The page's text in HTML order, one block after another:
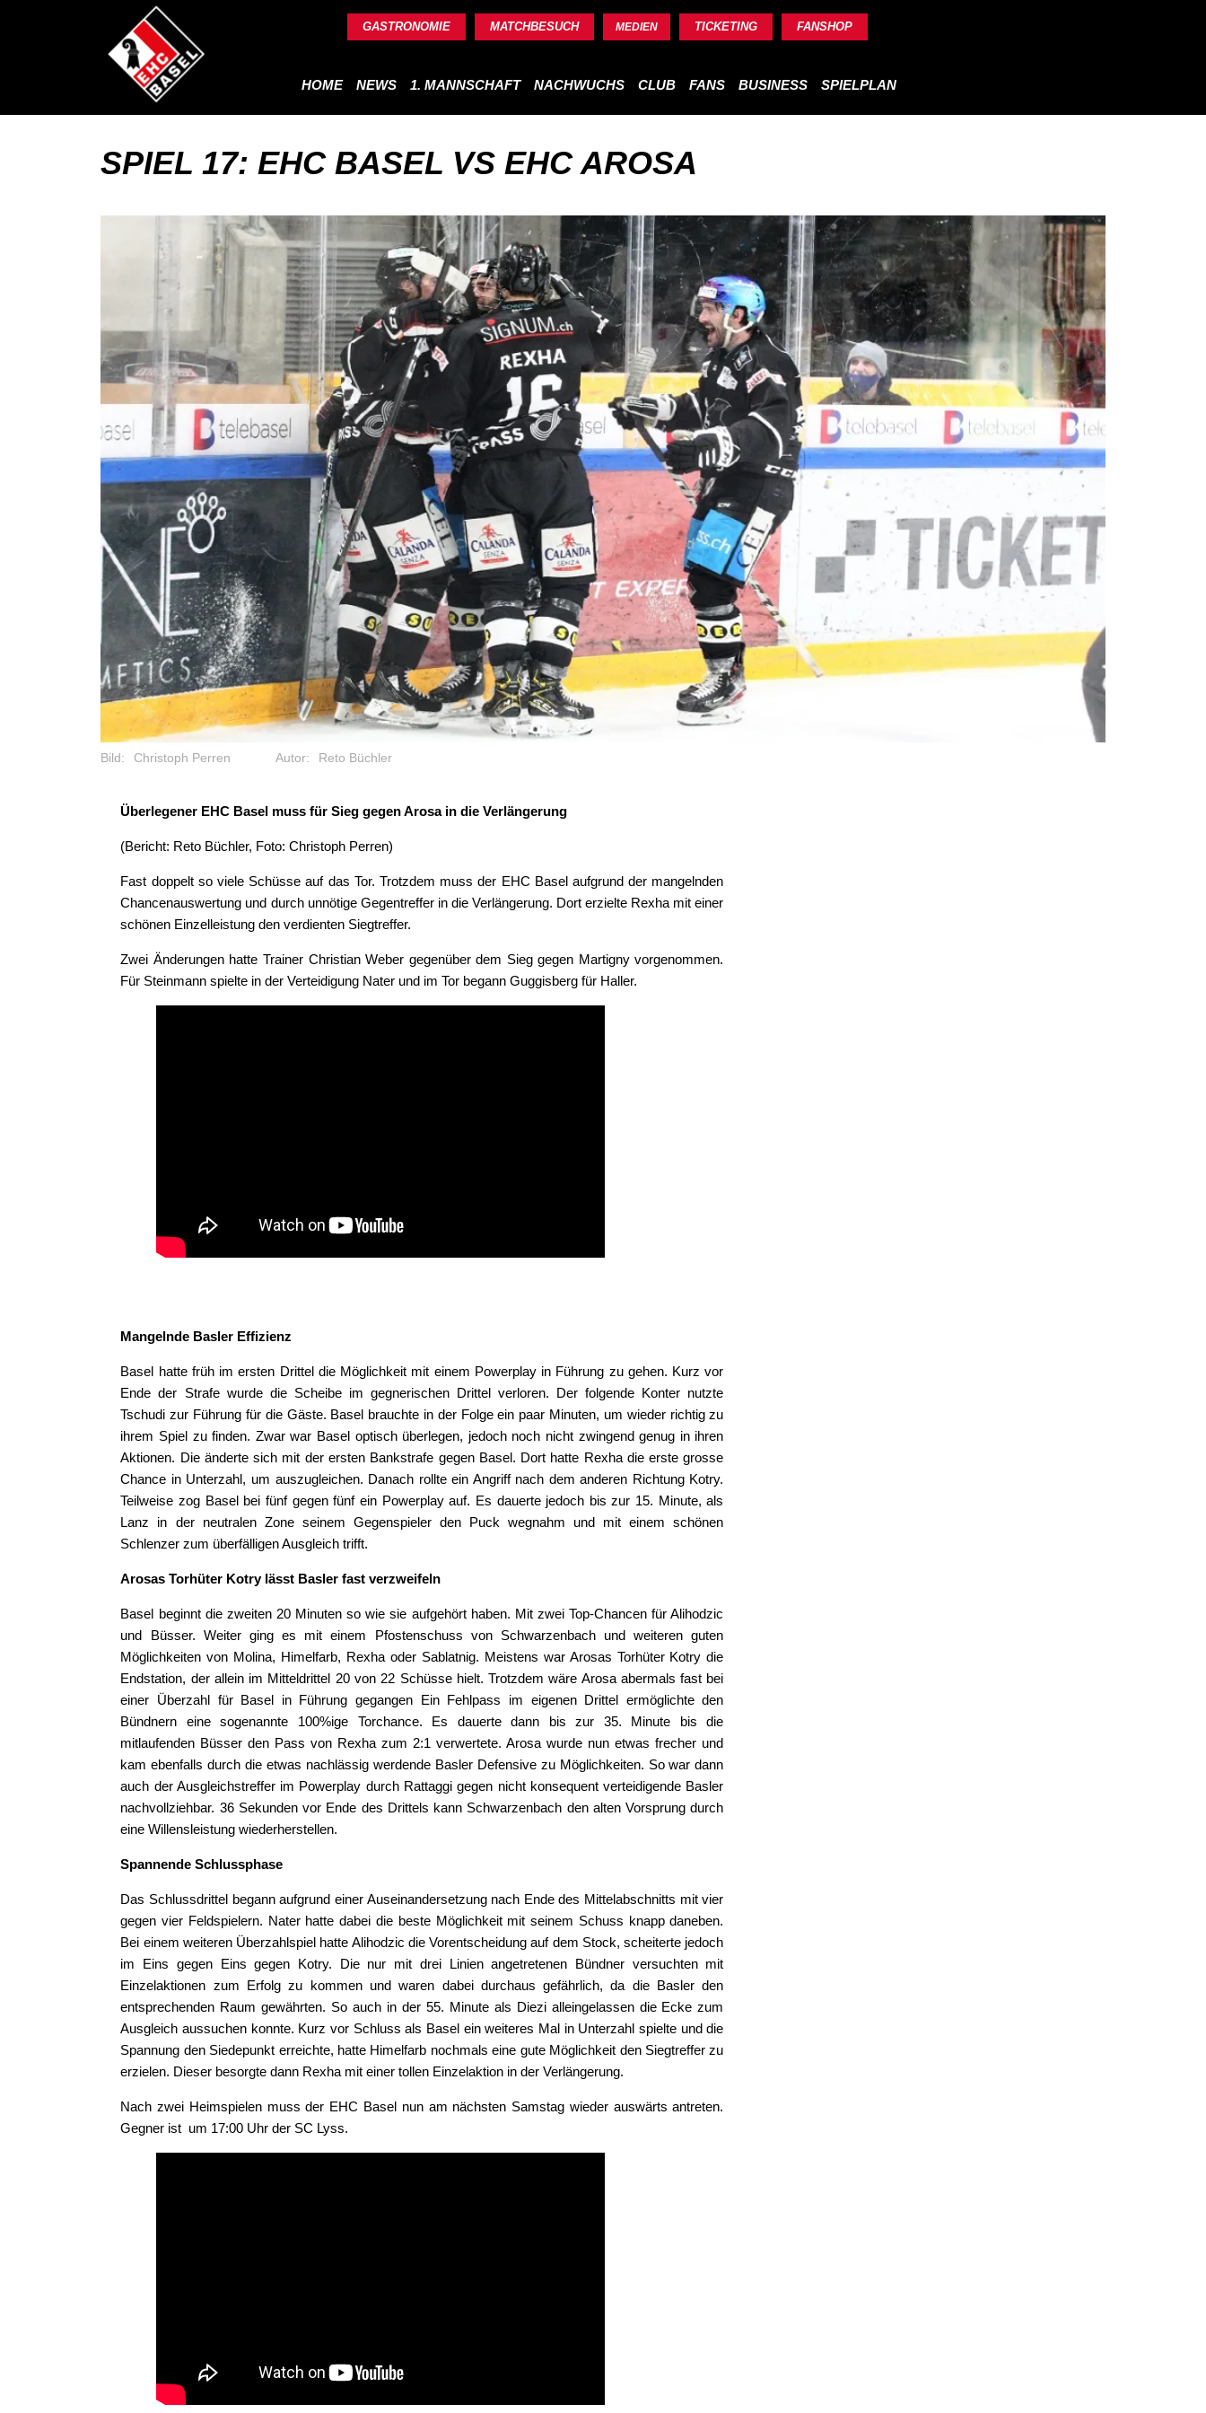
GASTRONOMIE MATCHBESUCH MEDIEN TICKETING FANSHOP
HOME NEWS 1. MANNSCHAFT NACHWUCHS CLUB FANS BUSINESS SPIELPLAN
SPIEL 17: EHC BASEL VS EHC AROSA
Bild: Christoph Perren Autor: Reto Büchler
Überlegener EHC Basel muss für Sieg gegen Arosa in die Verlängerung
(Bericht: Reto Büchler, Foto: Christoph Perren)
Fast doppelt so viele Schüsse auf das Tor. Trotzdem muss der EHC Basel aufgrund der mangelnden
Chancenauswertung und durch unnötige Gegentreffer in die Verlängerung. Dort erzielte Rexha mit einer
schönen Einzelleistung den verdienten Siegtreffer.
Zwei Änderungen hatte Trainer Christian Weber gegenüber dem Sieg gegen Martigny vorgenommen.
Für Steinmann spielte in der Verteidigung Nater und im Tor begann Guggisberg für Haller.
Mangelnde Basler Effizienz
Basel hatte früh im ersten Drittel die Möglichkeit mit einem Powerplay in Führung zu gehen. Kurz vor
Ende der Strafe wurde die Scheibe im gegnerischen Drittel verloren. Der folgende Konter nutzte
Tschudi zur Führung für die Gäste. Basel brauchte in der Folge ein paar Minuten, um wieder richtig zu
ihrem Spiel zu finden. Zwar war Basel optisch überlegen, jedoch noch nicht zwingend genug in ihren
Aktionen. Die änderte sich mit der ersten Bankstrafe gegen Basel. Dort hatte Rexha die erste grosse
Chance in Unterzahl, um auszugleichen. Danach rollte ein Angriff nach dem anderen Richtung Kotry.
Teilweise zog Basel bei fünf gegen fünf ein Powerplay auf. Es dauerte jedoch bis zur 15. Minute, als
Lanz in der neutralen Zone seinem Gegenspieler den Puck wegnahm und mit einem schönen
Schlenzer zum überfälligen Ausgleich trifft.
Arosas Torhüter Kotry lässt Basler fast verzweifeln
Basel beginnt die zweiten 20 Minuten so wie sie aufgehört haben. Mit zwei Top-Chancen für Alihodzic
und Büsser. Weiter ging es mit einem Pfostenschuss von Schwarzenbach und weiteren guten
Möglichkeiten von Molina, Himelfarb, Rexha oder Sablatnig. Meistens war Arosas Torhüter Kotry die
Endstation, der allein im Mitteldrittel 20 von 22 Schüsse hielt. Trotzdem wäre Arosa abermals fast bei
einer Überzahl für Basel in Führung gegangen Ein Fehlpass im eigenen Drittel ermöglichte den
Bündnern eine sogenannte 100%ige Torchance. Es dauerte dann bis zur 35. Minute bis die
mitlaufenden Büsser den Pass von Rexha zum 2:1 verwertete. Arosa wurde nun etwas frecher und
kam ebenfalls durch die etwas nachlässig werdende Basler Defensive zu Möglichkeiten. So war dann
auch der Ausgleichstreffer im Powerplay durch Rattaggi gegen nicht konsequent verteidigende Basler
nachvollziehbar. 36 Sekunden vor Ende des Drittels kann Schwarzenbach den alten Vorsprung durch
eine Willensleistung wiederherstellen.
Spannende Schlussphase
Das Schlussdrittel begann aufgrund einer Auseinandersetzung nach Ende des Mittelabschnitts mit vier
gegen vier Feldspielern. Nater hatte dabei die beste Möglichkeit mit seinem Schuss knapp daneben.
Bei einem weiteren Überzahlspiel hatte Alihodzic die Vorentscheidung auf dem Stock, scheiterte jedoch
im Eins gegen Eins gegen Kotry. Die nur mit drei Linien angetretenen Bündner versuchten mit
Einzelaktionen zum Erfolg zu kommen und waren dabei durchaus gefährlich, da die Basler den
entsprechenden Raum gewährten. So auch in der 55. Minute als Diezi alleingelassen die Ecke zum
Ausgleich aussuchen konnte. Kurz vor Schluss als Basel ein weiteres Mal in Unterzahl spielte und die
Spannung den Siedepunkt erreichte, hatte Himelfarb nochmals eine gute Möglichkeit den Siegtreffer zu
erzielen. Dieser besorgte dann Rexha mit einer tollen Einzelaktion in der Verlängerung.
Nach zwei Heimspielen muss der EHC Basel nun am nächsten Samstag wieder auswärts antreten.
Gegner ist um 17:00 Uhr der SC Lyss.